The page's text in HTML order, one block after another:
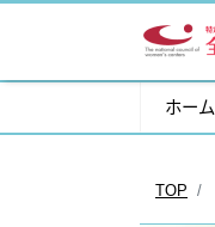
ホーム
TOP